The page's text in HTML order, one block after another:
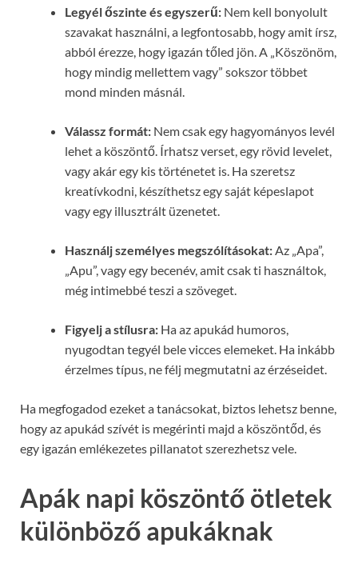
Legyél őszinte és egyszerű: Nem kell bonyolult
szavakat használni, a legfontosabb, hogy amit írsz,
abból érezze, hogy igazán tőled jön. A „Köszönöm,
hogy mindig mellettem vagy” sokszor többet
mond minden másnál.
Válassz formát: Nem csak egy hagyományos levél
lehet a köszöntő. Írhatsz verset, egy rövid levelet,
vagy akár egy kis történetet is. Ha szeretsz
kreatívkodni, készíthetsz egy saját képeslapot
vagy egy illusztrált üzenetet.
Használj személyes megszólításokat:Az „Apa”,
„Apu”, vagy egy becenév, amit csak ti használtok,
még intimebbé teszi a szöveget.
Figyelj a stílusra: Ha az apukád humoros,
nyugodtan tegyél bele vicces elemeket. Ha inkább
érzelmes típus, ne félj megmutatni az érzéseidet.
Ha megfogadod ezeket a tanácsokat, biztos lehetsz benne,
hogy az apukád szívét is megérinti majd a köszöntőd, és
egy igazán emlékezetes pillanatot szerezhetsz vele.
Apák napi köszöntő ötletek
különböző apukáknak